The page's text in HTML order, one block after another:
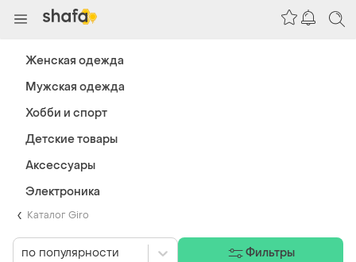
Каталог Giro
по популярности Фильтры
Женская одежда
Мужская одежда
Хобби и спорт
Детские товары
Аксессуары
Электроника